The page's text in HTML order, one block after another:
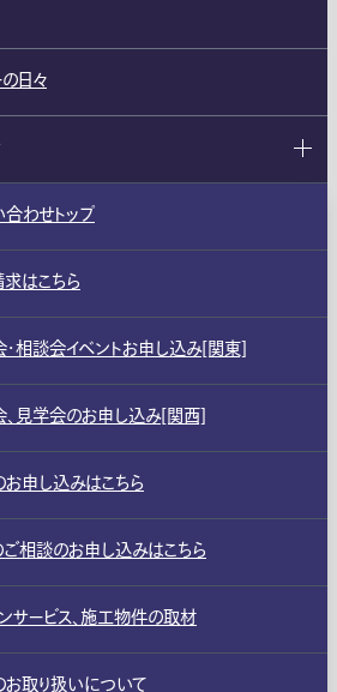
日々
わせトップ
はこちら
相談会イベントお申し込み[関東]
見学会のお申し込み[関西]
申し込みはこちら
相談のお申し込みはこちら
サービス、施工物件の取材
取り扱いについて